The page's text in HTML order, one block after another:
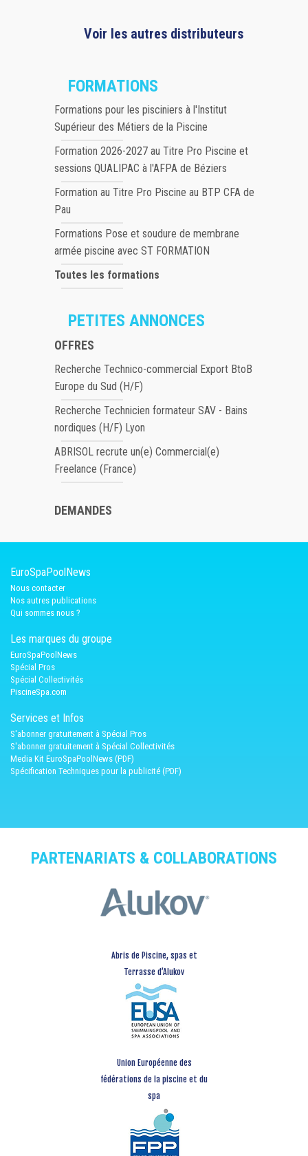
Voir les autres distributeurs
FORMATIONS
Formations pour les pisciniers à l'Institut
Supérieur des Métiers de la Piscine
Formation 2026-2027 au Titre Pro Piscine et
sessions QUALIPAC à l'AFPA de Béziers
Formation au Titre Pro Piscine au BTP CFA de
Pau
Formations Pose et soudure de membrane
armée piscine avec ST FORMATION
Toutes les formations
PETITES ANNONCES
OFFRES
Recherche Technico-commercial Export BtoB
Europe du Sud (H/F)
Recherche Technicien formateur SAV - Bains
nordiques (H/F) Lyon
ABRISOL recrute un(e) Commercial(e)
Freelance (France)
DEMANDES
EuroSpaPoolNews
Nous contacter
Nos autres publications
Qui sommes nous ?
Les marques du groupe
EuroSpaPoolNews
Spécial Pros
Spécial Collectivités
PiscineSpa.com
Services et Infos
S'abonner gratuitement à Spécial Pros
S'abonner gratuitement à Spécial Collectivités
Media Kit EuroSpaPoolNews (PDF)
Spécification Techniques pour la publicité (PDF)
PARTENARIATS & COLLABORATIONS
Abris de Piscine, spas et
Terrasse d’Alukov
Union Européenne des
fédérations de la piscine et du
spa